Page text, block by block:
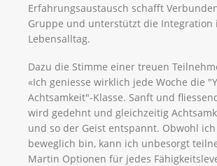
Erfahrungsaustausch schafft
Gruppe und unterstützt die Integration
Lebensalltag.
Dazu die Stimme einer treuen
«Ich geniesse wirklich jede Woche die
Achtsamkeit"-Klasse. Sanft und
wird gedehnt und gleichzeitig
und so der Geist entspannt. Obwohl
beweglich bin, kann ich unbesorgt
Martin Optionen für jedes